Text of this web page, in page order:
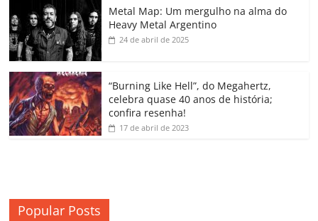
o
k
p a
ss
o
m
k h
Metal Map: Um mergulho na alma do
Heavy Metal Argentino
24 de abril de 2025
“Burning Like Hell”, do Megahertz,
celebra quase 40 anos de história;
confira resenha!
17 de abril de 2023
Popular Posts